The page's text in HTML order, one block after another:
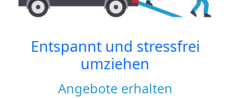
Entspannt und stressfrei
umziehen
Angebote erhalten